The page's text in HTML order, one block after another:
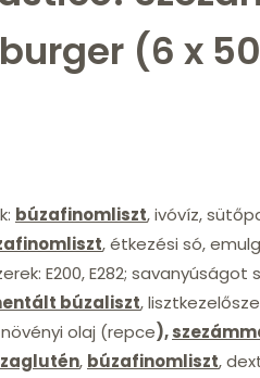
(6 x
búzafinomliszt, ivóvíz,
, étkezési só,
E200, E282; savanyúságot
búzaliszt,
olaj (repce),
, búzafinomliszt,